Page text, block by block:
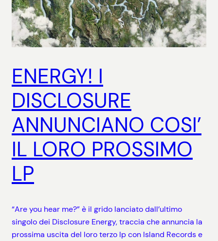
ENERGY! I
DISCLOSURE
ANNUNCIANO COSI’
IL LORO PROSSIMO
LP
“Are you hear me?” è il grido lanciato dall’ultimo
singolo dei Disclosure Energy, traccia che annuncia la
prossima uscita del loro terzo lp con Island Records e